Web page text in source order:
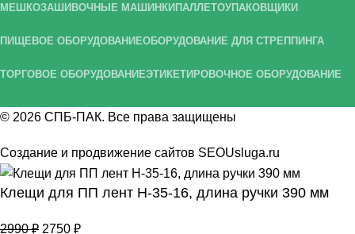
МЕШКОЗАШИВОЧНЫЕ МАШИНКИ ПАЛЛЕТОУПАКОВЩИКИ
ПИЩЕВОЕ ОБОРУДОВАНИЕОБОРУДОВАНИЕ ДЛЯ СТРЕППИНГА
ТОРГОВОЕ ОБОРУДОВАНИЕЭТИКЕТИРОВОЧНОЕ ОБОРУДОВАНИЕ
© 2026 СПБ-ПАК. Все права защищены
Создание и продвижение сайтов SEOUsluga.ru
Клещи для ПП лент H-35-16, длина ручки 390 мм
2990₽ 2750 ₽